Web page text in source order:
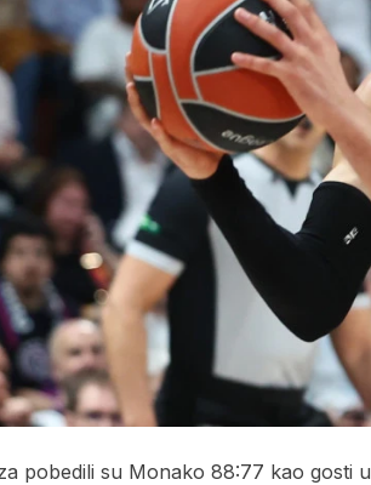
pobedili su Monako 88:77 kao